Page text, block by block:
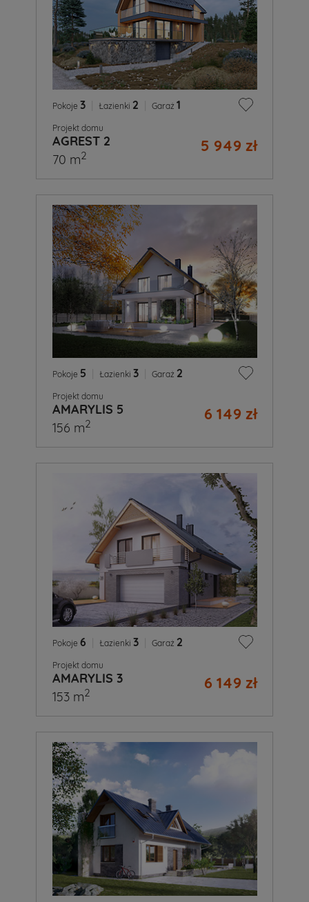
Pokoje 3 Łazienki 2 Garaż 1
Projekt domu
AGREST 2 5 949 zł
70 m2
Pokoje 5 Łazienki 3 Garaż 2
Projekt domu
AMARYLIS 5 6 149 zł
156 m2
Pokoje 6 Łazienki 3 Garaż 2
Projekt domu
AMARYLIS 3 6 149 zł
153 m2